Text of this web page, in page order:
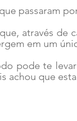
passaram
através de
em um
pode te
achou que